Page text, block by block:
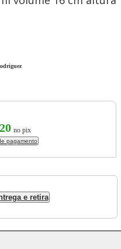
no pix
pagamento
e retira